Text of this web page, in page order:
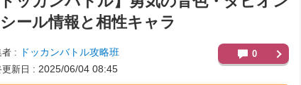
ール情報と相性キャラ
者 ドッカンバトル攻略班
新日 2025/06/04 08:45
0